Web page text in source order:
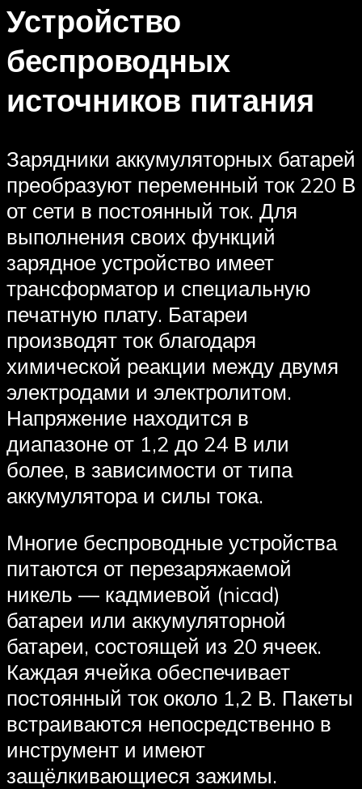
Устройство
беспроводных
источников питания
Зарядники аккумуляторных батарей
преобразуют переменный ток 220 В
от сети в постоянный ток. Для
выполнения своих функций
зарядное устройство имеет
трансформатор и специальную
печатную плату. Батареи
производят ток благодаря
химической реакции между двумя
электродами и электролитом.
Напряжение находится в
диапазоне от 1,2 до 24 В или
более, в зависимости от типа
аккумулятора и силы тока.
Многие беспроводные устройства
питаются от перезаряжаемой
никель — кадмиевой (nicad)
батареи или аккумуляторной
батареи, состоящей из 20 ячеек.
Каждая ячейка обеспечивает
постоянный ток около 1,2 В. Пакеты
встраиваются непосредственно в
инструмент и имеют
защёлкивающиеся зажимы.